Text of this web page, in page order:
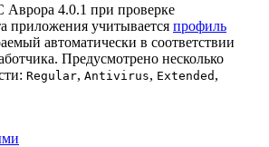
Аврора 4.0.1 при проверке
приложения учитывается профиль
автоматически в соответствии
Предусмотрено несколько
Regular, Antivirus, Extended ,